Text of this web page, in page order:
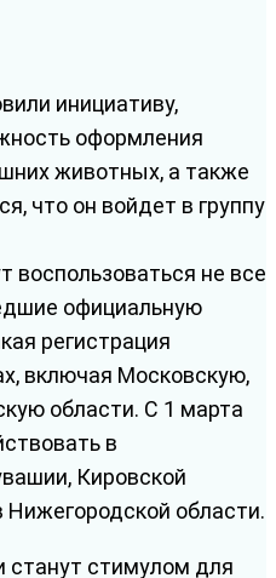
инициативу,
оформления
животных, а также
что он войдет в группу
воспользоваться не все
официальную
регистрация
включая Московскую,
области. С 1 марта
в
Кировской
Нижегородской области.
станут стимулом для